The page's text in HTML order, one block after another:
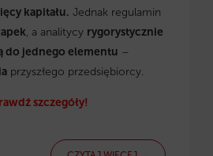
kapitału. Jednak regulamin
, a analitycy rygorystycznie
do jednego elementu –
przyszłego przedsiębiorcy.
szczegóły!